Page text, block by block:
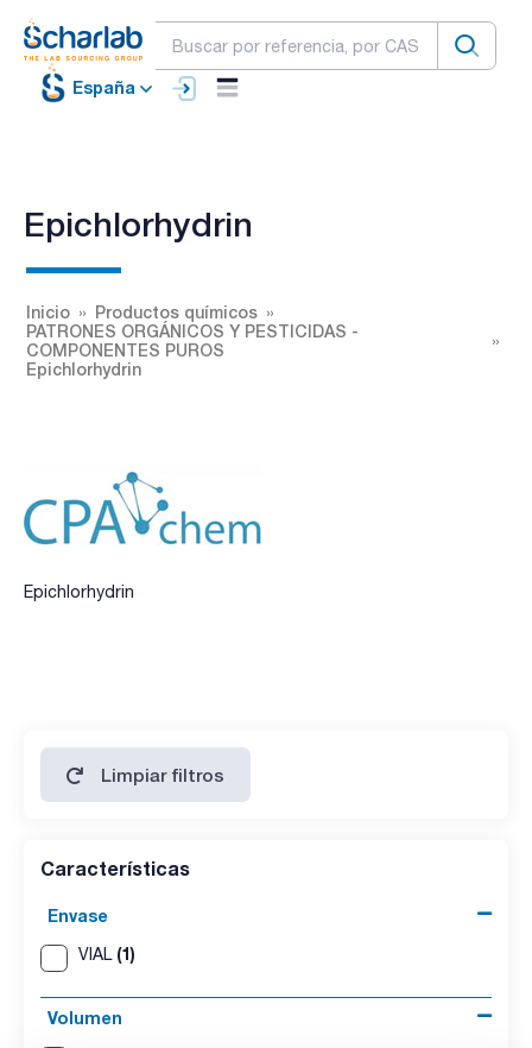
España
Epichlorhydrin
Inicio
Productos químicos
PATRONES ORGÁNICOS Y PESTICIDAS -
COMPONENTES PUROS
Epichlorhydrin
Epichlorhydrin
Limpiar filtros
Características
Envase
VIAL (1)
Volumen